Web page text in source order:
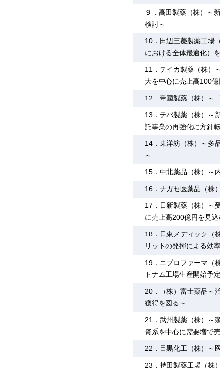
９．高田製薬（株）～
検討～
10．田辺三菱製薬工場
における全体最適化）
11．テイカ製薬（株）
大を中心に売上高100
12．帝國製薬（株）～
13．テバ製薬（株）～
託事業の再強化に方針
14．東洋紡（株）～多
～
15．中北薬品（株）～
16．ナガセ医薬品（株
17．日新製薬（株）～
に売上高200億円を見込
18．日東メディック（
リットの発揮による効
19．ニプロファーマ（
トナム工場生産開始予
20．（株）富士薬品～
獲得を図る～
21．武州製薬（株）～
資系を中心に需要増で
22．目黒化工（株）～
23．持田製薬工場（株